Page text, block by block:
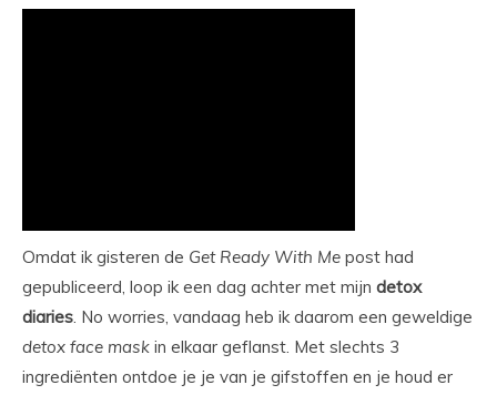
Omdat ik gisteren de Get Ready With Me post had
gepubliceerd, loop ik een dag achter met mijn detox
diaries. No worries, vandaag heb ik daarom een geweldige
detox face mask in elkaar geflanst. Met slechts 3
ingrediënten ontdoe je je van je gifstoffen en je houd er